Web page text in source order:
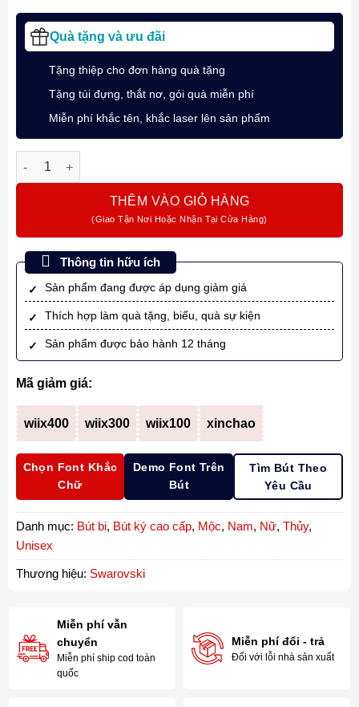
Quà tặng và ưu đãi
Tặng thiệp cho đơn hàng quà tặng
Tặng túi đựng, thắt nơ, gói quà miễn phí
Miễn phí khắc tên, khắc laser lên sản phẩm
Bút Bi Ký Tên Swarovski Crystalline Blue 5669933 - Món
THÊM VÀO GIỎ HÀNG
Thông tin hữu ích
Sản phẩm đang được áp dụng giảm giá
Thích hợp làm quà tặng, biếu, quà sự kiện
Sản phẩm được bảo hành 12 tháng
Mã giảm giá:
wiix400 wiix300 wiix100 xinchao
Chọn Font Khắc
Chữ
Demo Font Trên
Bút
Tìm Bút Theo
Yêu Cầu
Danh mục: Bút bi, Bút ký cao cấp, Mộc, Nam, Nữ, Thủy,
Unisex
Thương hiệu: Swarovski
Miễn phí vẫn
chuyển
Miễn phí ship cod toàn
quốc
Miễn phí đổi - trả
Đối với lỗi nhà sản xuất